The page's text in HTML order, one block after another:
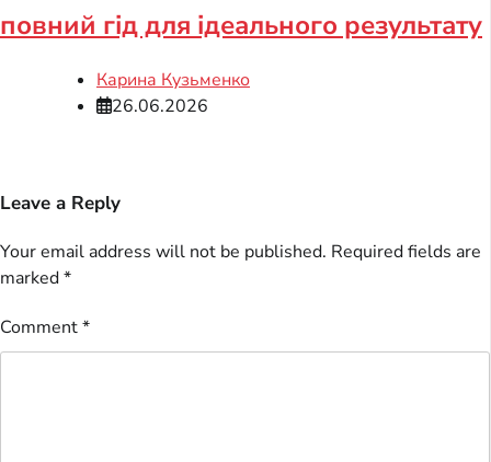
повний гід для ідеального результату
Карина Кузьменко
26.06.2026
Leave a Reply
Your email address will not be published. Required fields are
marked*
Comment*